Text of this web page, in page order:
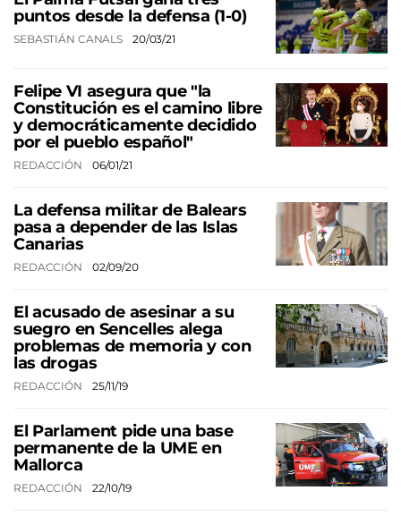
puntos desde la defensa (1-0)
SEBASTIÁN CANALS 20/03/21
Felipe VI asegura que "la
Constitución es el camino libre
y democráticamente decidido
por el pueblo español"
REDACCIÓN 06/01/21
La defensa militar de Balears
pasa a depender de las Islas
Canarias
REDACCIÓN 02/09/20
El acusado de asesinar a su
suegro en Sencelles alega
problemas de memoria y con
las drogas
REDACCIÓN 25/11/19
El Parlament pide una base
permanente de la UME en
Mallorca
REDACCIÓN 22/10/19